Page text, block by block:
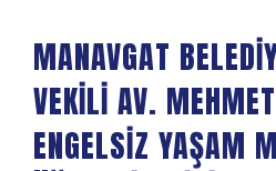
MANAVGAT
VEKİLİ AV.
ENGELSİZ YAŞAM